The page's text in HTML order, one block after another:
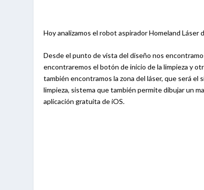
Hoy analizamos el robot aspirador Homeland
Desde el punto de vista del diseño nos
encontraremos el botón de inicio de la limpieza y
también encontramos la zona del láser, que será
limpieza, sistema que también permite dibujar un
aplicación gratuita de iOS.